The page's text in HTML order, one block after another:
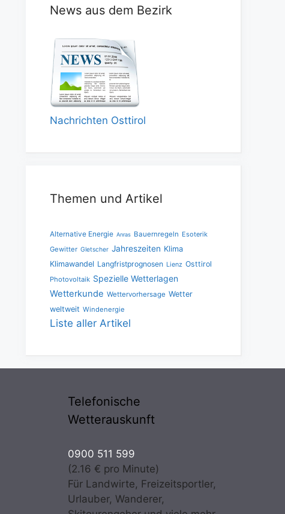
News aus dem Bezirk
Nachrichten Osttirol
Themen und Artikel
Alternative Energie Anras Bauernregeln Esoterik
Gewitter Gletscher Jahreszeiten Klima
Klimawandel Langfristprognosen Lienz Osttirol
Photovoltaik Spezielle Wetterlagen
Wetterkunde Wettervorhersage Wetter
weltweit Windenergie
Liste aller Artikel
Telefonische
Wetterauskunft
0900 511 599
(2.16 € pro Minute)
Für Landwirte, Freizeitsportler,
Urlauber, Wanderer,